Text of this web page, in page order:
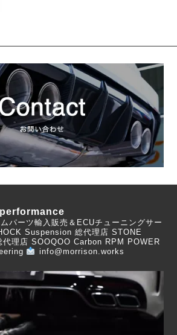
パーツ輸入販売＆ECUチューニングサー
Suspension 総代理店 STONE
代理店 SOOQOO Carbon RPM POWER
info@morrison.works